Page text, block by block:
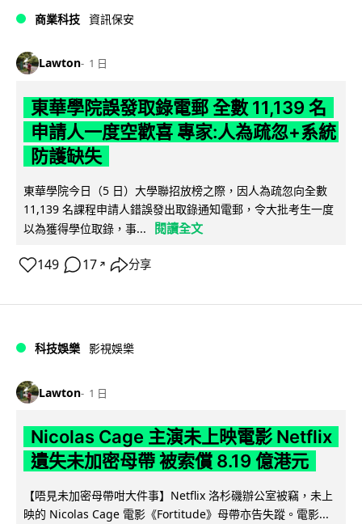
商業科技 資訊保安
Lawton 1 日
東華學院誤發取錄電郵 全數 11,139 名
申請人一度空歡喜 專家:人為疏忽+系統
防護缺失
東華學院今日（5 日）大學聯招放榜之際，因人為疏忽向全數
11,139 名課程申請人錯誤發出取錄通知電郵，令大批考生一度
以為獲得學位取錄，事...
閱讀全文
149 17 ↗ 分享
科技娛樂 影視娛樂
Lawton 1 日
Nicolas Cage 主演未上映電影 Netflix
遺失未加密母帶 被索償 8.19 億港元
【唔見未加密母帶咁大件事】Netflix 洛杉磯辦公室被竊，未上
映的 Nicolas Cage 電影《Fortitude》母帶亦告失蹤。電影...